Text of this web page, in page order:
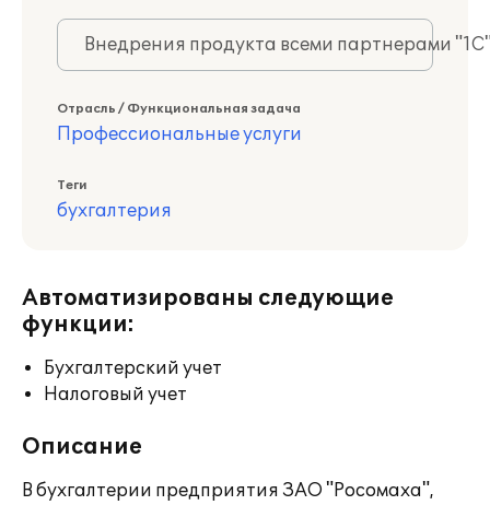
Внедрения продукта всеми партнерами
Отрасль / Функциональная задача
Профессиональные услуги
Теги
бухгалтерия
Автоматизированы следующие
функции:
Бухгалтерский учет
Налоговый учет
Описание
В бухгалтерии предприятия ЗАО "Росомаха",